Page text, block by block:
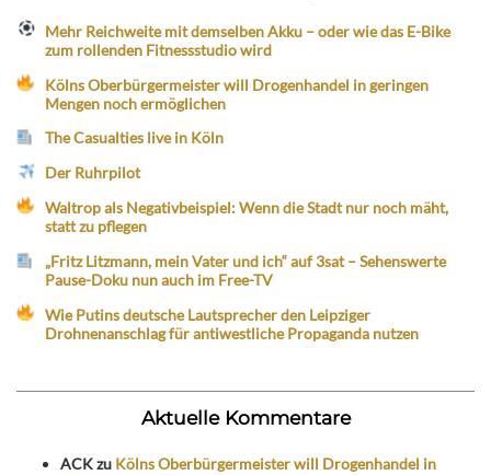
Mehr Reichweite mit demselben Akku – oder wie das E-Bike
zum rollenden Fitnessstudio wird
Kölns Oberbürgermeister will Drogenhandel in geringen
Mengen noch ermöglichen
The Casualties live in Köln
Der Ruhrpilot
Waltrop als Negativbeispiel: Wenn die Stadt nur noch mäht,
statt zu pflegen
„Fritz Litzmann, mein Vater und ich“ auf 3sat – Sehenswerte
Pause-Doku nun auch im Free-TV
Wie Putins deutsche Lautsprecher den Leipziger
Drohnenanschlag für antiwestliche Propaganda nutzen
Aktuelle Kommentare
ACKzu Kölns Oberbürgermeister will Drogenhandel in